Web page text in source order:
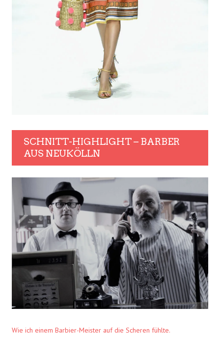
SCHNITT-HIGHLIGHT – BARBER
AUS NEUKÖLLN
Wie ich einem Barbier-Meister auf die Scheren fühlte.